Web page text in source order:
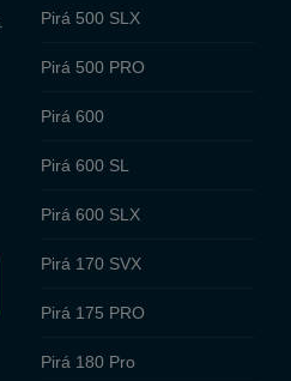
Pirá 500 SLX
Pirá 500 PRO
Pirá 600
Pirá 600 SL
Pirá 600 SLX
Pirá 170 SVX
Pirá 175 PRO
Pirá 180 Pro